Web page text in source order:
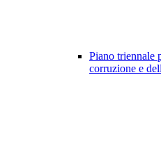
Piano triennale
corruzione e